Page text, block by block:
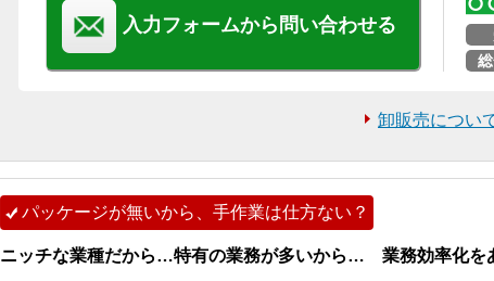
入力フォームから問い合わせる
卸販売につい
パッケージが無いから、手作業は仕方ない？
ニッチな業種だから…特有の業務が多いから… 業務効率化を